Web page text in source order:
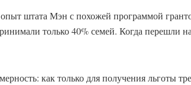
штата Мэн с похожей программой
только 40% семей. Когда перешли
как только для получения льготы